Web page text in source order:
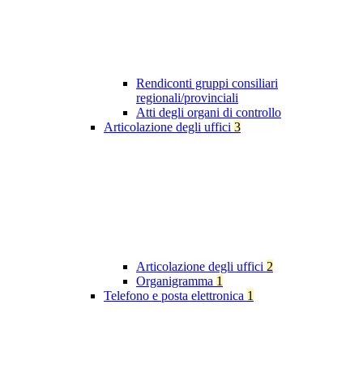
Rendiconti gruppi consiliari
regionali/provinciali
Atti degli organi di controllo
Articolazione degli uffici 3
Articolazione degli uffici 2
Organigramma 1
Telefono e posta elettronica 1